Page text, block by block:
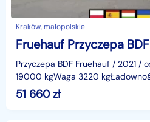
Kraków, małopolskie
Przyczepa BDF Fruehauf / 2021 /
19000 kgWaga 3220
SAFZawieszenie
51 660zł